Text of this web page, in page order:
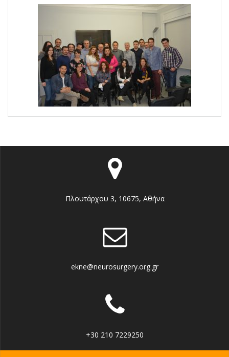
Πλουτάρχου 3, 10675, Αθήνα
ekne@neurosurgery.org.gr
+30 210 7229250